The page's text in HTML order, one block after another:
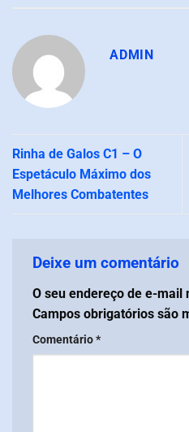
ADMIN
Rinha de Galos C1 – O
Espetáculo Máximo dos
Melhores Combatentes
Deixe um comentário
O seu endereço de e-mail
Campos obrigatórios são
Comentário*